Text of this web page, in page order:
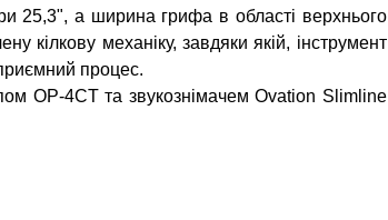
25,3", а ширина грифа в області верхнього
кілкову механіку, завдяки якій, інструмент
процес.
OP-4CT та звукознімачем Ovation Slimline